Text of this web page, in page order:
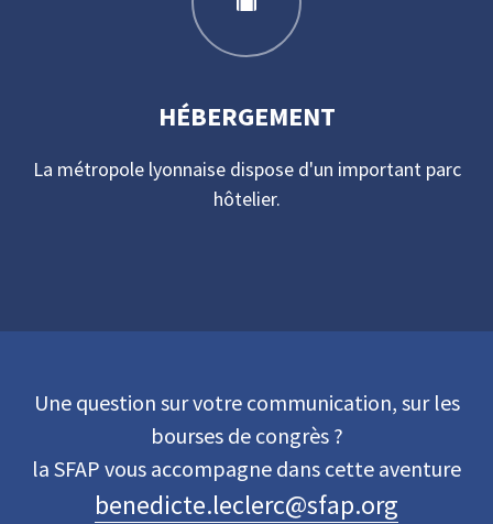
HÉBERGEMENT
La métropole lyonnaise dispose d'un important parc
hôtelier.
Une question sur votre communication, sur les
bourses de congrès ?
la SFAP vous accompagne dans cette aventure
benedicte.leclerc@sfap.org